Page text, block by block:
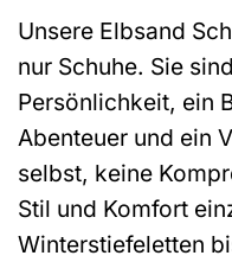
Unsere Elbsand
nur Schuhe. Sie
Persönlichkeit, ein
Abenteuer und ein
selbst, keine
Stil und Komfort
Winterstiefeletten